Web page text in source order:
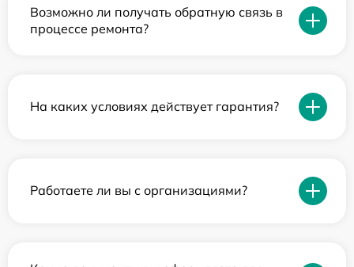
Возможно ли получать обратную связь в
процессе ремонта?
На каких условиях действует гарантия?
Работаете ли вы с организациями?